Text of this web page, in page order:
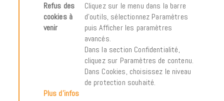
Refus des
cookies à
venir
Cliquez sur le menu dans la barre
d’outils, sélectionnez Paramètres
puis Afficher les paramètres
avancés.
Dans la section Confidentialité,
cliquez sur Paramètres de contenu.
Dans Cookies, choisissez le niveau
de protection souhaité.
Plus d’infos